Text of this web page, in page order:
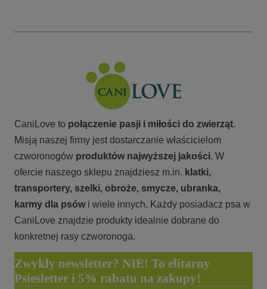
CaniLove to połączenie pasji i miłości do zwierząt.
Misją naszej firmy jest dostarczanie właścicielom
czworonogów produktów najwyższej jakości. W
ofercie naszego sklepu znajdziesz m.in. klatki,
transportery, szelki, obroże, smycze, ubranka,
karmy dla psówi wiele innych. Każdy posiadacz psa w
CaniLove znajdzie produkty idealnie dobrane do
konkretnej rasy czworonoga.
Zwykły newsletter? NIE! To elitarny
Psiesletter i 5% rabatu na zakupy!